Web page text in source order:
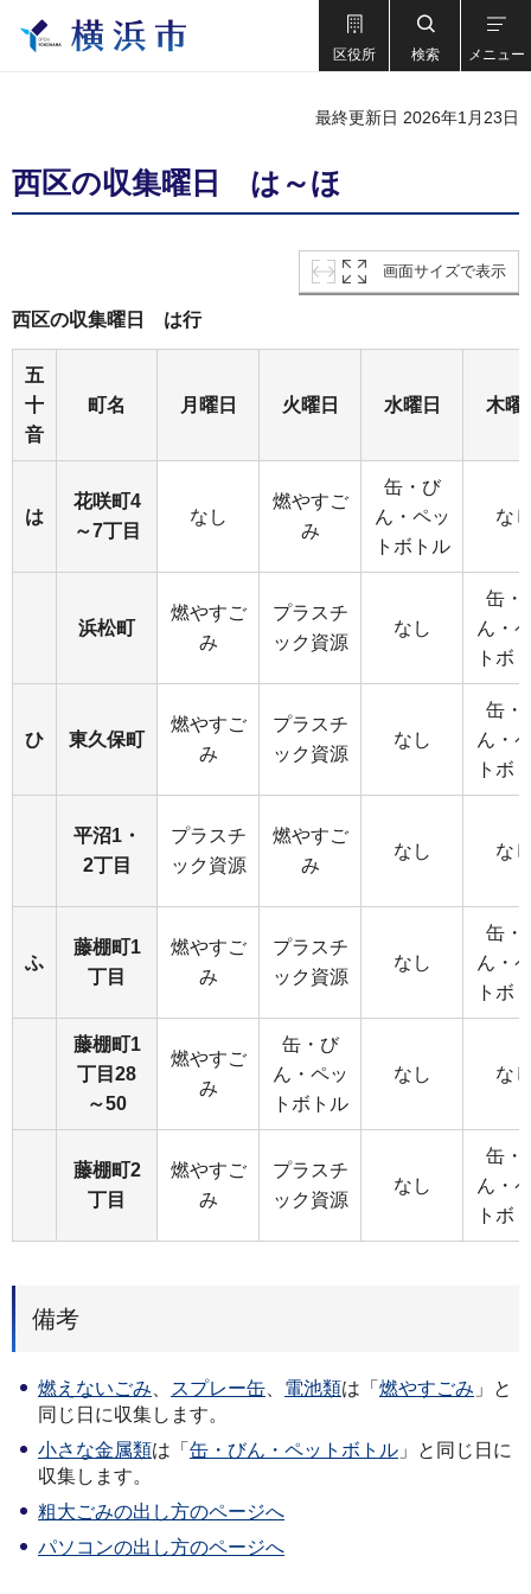
区役所 検索 メニュー
最終更新日 2026年1月23日
西区の収集曜日 は～ほ
画面サイズで表示
西区の収集曜日 は行
五
十
音
町名 月曜日 火曜日 水曜日 木曜
は
花咲町4
～7丁目
なし
燃やすご
み
缶・び
ん・ペッ
トボトル
な
浜松町
燃やすご
み
プラスチ
ック資源
なし
缶・
ん・
トボ
ひ 東久保町
燃やすご
み
プラスチ
ック資源
なし
缶・
ん・
トボ
平沼1・
2丁目
プラスチ
ック資源
燃やすご
み
なし な
ふ
藤棚町1
丁目
燃やすご
み
プラスチ
ック資源
なし
缶・
ん・
トボ
藤棚町1
丁目28
～50
燃やすご
み
缶・び
ん・ペッ
トボトル
なし な
藤棚町2
丁目
燃やすご
み
プラスチ
ック資源
なし
缶・
ん・
トボ
備考
燃えないごみ スプレー缶 電池類は「 燃やすごみ 」と
同じ日に収集します。
小さな金属類は「 缶・びん・ペットボトル 」と同じ日に
収集します。
粗大ごみの出し方のページへ
パソコンの出し方のページへ